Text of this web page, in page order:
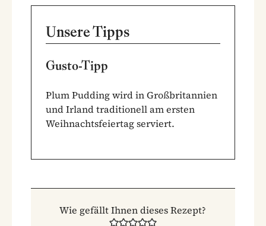
Unsere Tipps
Gusto-Tipp
Plum Pudding wird in Großbritannien
und Irland traditionell am ersten
Weihnachtsfeiertag serviert.
Wie gefällt Ihnen dieses Rezept?